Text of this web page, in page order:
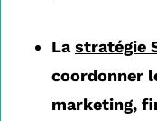
Lastratégie
coordonner
marketing,